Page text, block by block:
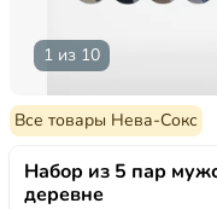
1 из 10
Все товары Нева-Сокс
Набор из 5 пар
деревне